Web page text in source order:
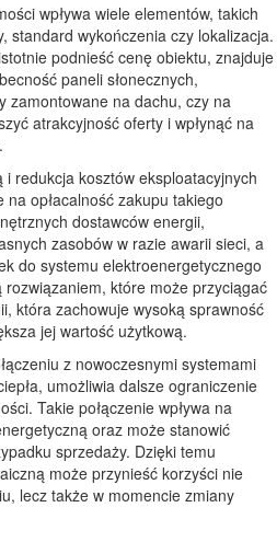
wpływa wiele elementów, takich
standard wykończenia czy lokalizacja.
podnieść cenę obiektu, znajduje
paneli słonecznych,
zamontowane na dachu, czy na
atrakcyjność oferty i wpłynąć na
redukcja kosztów eksploatacyjnych
opłacalność zakupu takiego
dostawców energii,
zasobów w razie awarii sieci, a
do systemu elektroenergetycznego
które może przyciągać
która zachowuje wysoką sprawność
jej wartość użytkową.
z nowoczesnymi systemami
umożliwia dalsze ograniczenie
Takie połączenie wpływa na
oraz może stanowić
sprzedaży. Dzięki temu
może przynieść korzyści nie
lecz także w momencie zmiany